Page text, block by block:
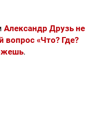
Александр Друзь не
вопрос «Что? Где?
.